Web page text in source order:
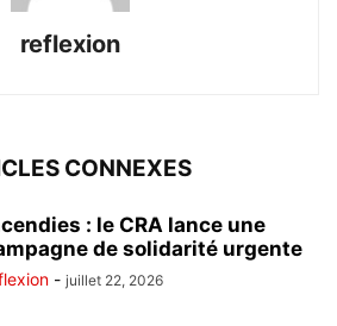
reflexion
CONNEXES
: le CRA lance une
de solidarité urgente
- juillet 22, 2026